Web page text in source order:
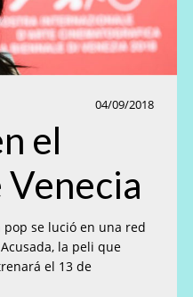
04/09/2018
el
pop se lució en una red
la peli que
el 13 de